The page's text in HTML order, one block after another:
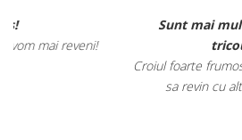
Sunt mai mult decat
tricourilor sunt foarte
Croiul foarte frumos, am ramas
sa revin cu alte comenzi si sa